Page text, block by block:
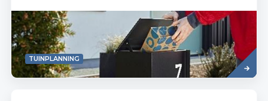
TUINPLANNING
Read
more